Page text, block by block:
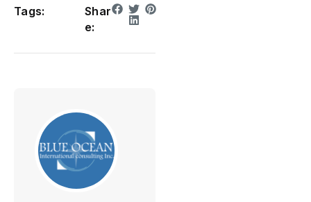
Tags:
Shar
e: